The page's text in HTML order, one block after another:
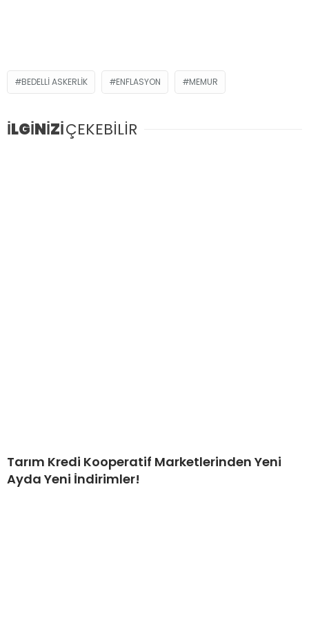
BEDELLI ASKERLIK ENFLASYON MEMUR
İLGİNİZİÇEKEBİLİR
Tarım Kredi Kooperatif Marketlerinden Yeni
Ayda Yeni İndirimler!